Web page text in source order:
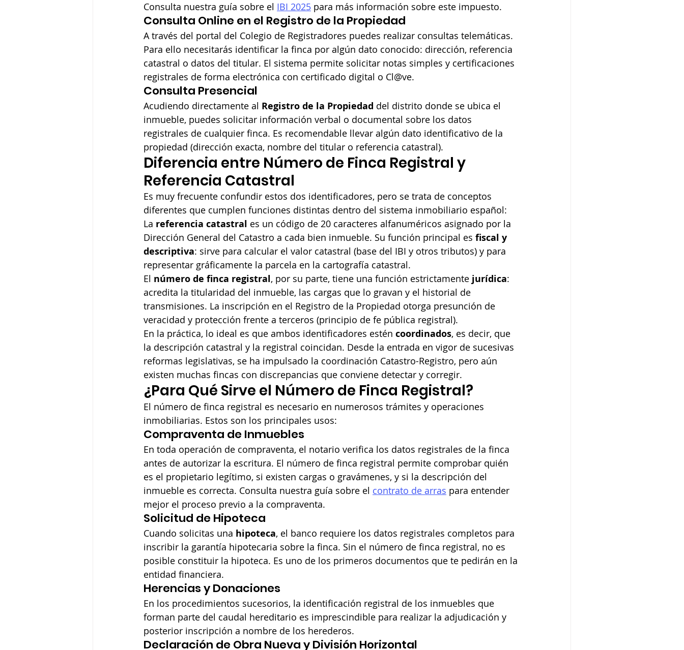
Consulta nuestra guía sobre el IBI 2025 para más información sobre este impuesto.
Consulta Online en el Registro de la Propiedad
A través del portal del Colegio de Registradores puedes realizar consultas telemáticas.
Para ello necesitarás identificar la finca por algún dato conocido: dirección, referencia
catastral o datos del titular. El sistema permite solicitar notas simples y certificaciones
registrales de forma electrónica con certificado digital o Cl@ve.
Consulta Presencial
Acudiendo directamente al Registro de la Propiedad del distrito donde se ubica el
inmueble, puedes solicitar información verbal o documental sobre los datos
registrales de cualquier finca. Es recomendable llevar algún dato identificativo de la
propiedad (dirección exacta, nombre del titular o referencia catastral).
Diferencia entre Número de Finca Registral y
Referencia Catastral
Es muy frecuente confundir estos dos identificadores, pero se trata de conceptos
diferentes que cumplen funciones distintas dentro del sistema inmobiliario español:
La referencia catastral es un código de 20 caracteres alfanuméricos asignado por la
Dirección General del Catastro a cada bien inmueble. Su función principal es fiscal y
descriptiva: sirve para calcular el valor catastral (base del IBI y otros tributos) y para
representar gráficamente la parcela en la cartografía catastral.
El número de finca registral, por su parte, tiene una función estrictamente jurídica:
acredita la titularidad del inmueble, las cargas que lo gravan y el historial de
transmisiones. La inscripción en el Registro de la Propiedad otorga presunción de
veracidad y protección frente a terceros (principio de fe pública registral).
En la práctica, lo ideal es que ambos identificadores estén coordinados, es decir, que
la descripción catastral y la registral coincidan. Desde la entrada en vigor de sucesivas
reformas legislativas, se ha impulsado la coordinación Catastro-Registro, pero aún
existen muchas fincas con discrepancias que conviene detectar y corregir.
¿Para Qué Sirve el Número de Finca Registral?
El número de finca registral es necesario en numerosos trámites y operaciones
inmobiliarias. Estos son los principales usos:
Compraventa de Inmuebles
En toda operación de compraventa, el notario verifica los datos registrales de la finca
antes de autorizar la escritura. El número de finca registral permite comprobar quién
es el propietario legítimo, si existen cargas o gravámenes, y si la descripción del
inmueble es correcta. Consulta nuestra guía sobre el contrato de arras para entender
mejor el proceso previo a la compraventa.
Solicitud de Hipoteca
Cuando solicitas una hipoteca, el banco requiere los datos registrales completos para
inscribir la garantía hipotecaria sobre la finca. Sin el número de finca registral, no es
posible constituir la hipoteca. Es uno de los primeros documentos que te pedirán en la
entidad financiera.
Herencias y Donaciones
En los procedimientos sucesorios, la identificación registral de los inmuebles que
forman parte del caudal hereditario es imprescindible para realizar la adjudicación y
posterior inscripción a nombre de los herederos.
Declaración de Obra Nueva y División Horizontal